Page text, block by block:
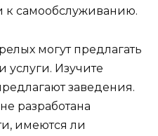
к самообслуживанию.
могут предлагать
Изучите
заведения.
разработана
имеются ли